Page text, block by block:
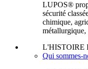
LUPOS®
sécurité
chimique,
métallurgique,
L'HISTOIRE
Qui sommes-